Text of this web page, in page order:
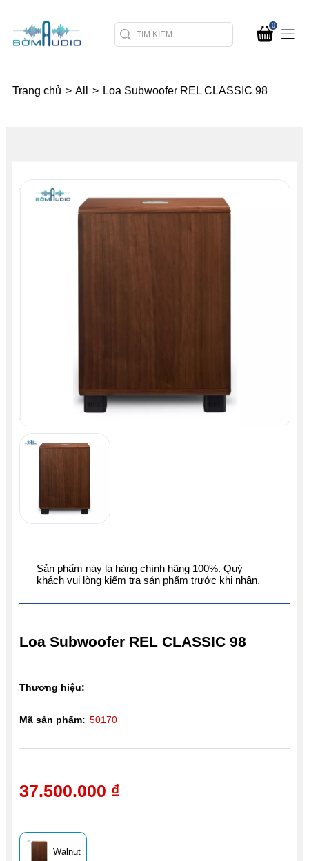
0
Trang chủ > All > Loa Subwoofer REL CLASSIC 98
Loa Subwoofer REL CLASSIC 98
Walnut
37.500.000 ₫
Thương hiệu:
Mã sản phẩm: 50170
Sản phẩm này là hàng chính hãng 100%. Quý
khách vui lòng kiểm tra sản phẩm trước khi nhận.